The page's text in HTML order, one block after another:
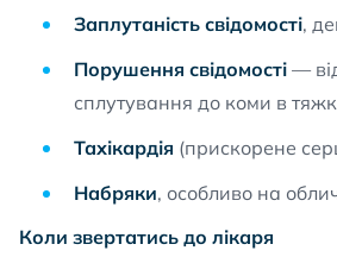
Заплутаність свідомості,
Порушення свідомості —
сплутування до коми в
Тахікардія (прискорене
Набряки, особливо на
Коли звертатись до лікаря